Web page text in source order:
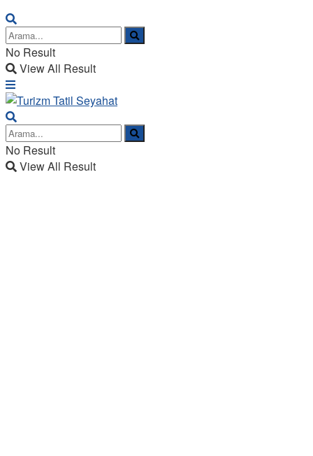
No Result
View All Result
No Result
View All Result